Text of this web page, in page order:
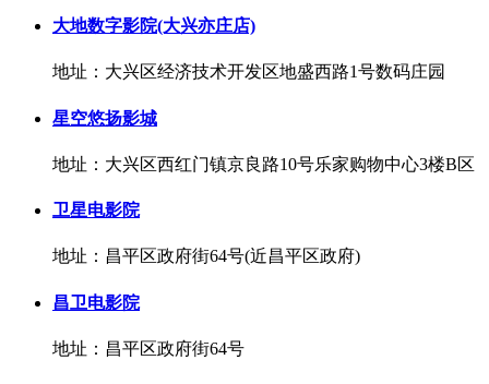
大地数字影院(大兴亦庄店)
地址：大兴区经济技术开发区地盛西路1号数码庄园
星空悠扬影城
地址：大兴区西红门镇京良路10号乐家购物中心3楼B区
卫星电影院
地址：昌平区政府街64号(近昌平区政府)
昌卫电影院
地址：昌平区政府街64号